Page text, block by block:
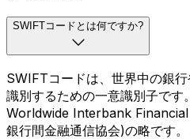
SWIFTコードとは何ですか?
SWIFTコードは、世界中の銀
識別するための一意識別子で
Worldwide Interbank
銀行間金融通信協会)の略です